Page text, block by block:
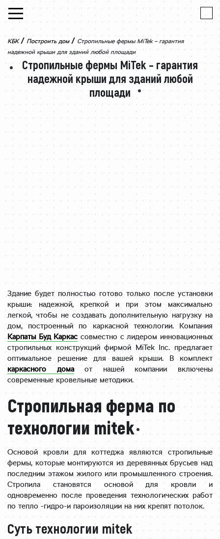
Skip to content
КБК / Построить дом / Стропильные фермы MiTek – гарантия
надежной крыши для зданий любой площади
Стропильные фермы MiTek – гарантия
надежной крыши для зданий любой
площади
Здание будет полностью готово только после установки
крыши: надежной, крепкой и при этом максимально
легкой, чтобы не создавать дополнительную нагрузку на
дом, построенный по каркасной технологии. Компания
Карпаты Буд Каркас совместно с лидером инновационных
стропильных конструкций фирмой MiTek Inc. предлагает
оптимальное решение для вашей крыши. В комплект
каркасного домаот нашей компании включены
современные кровельные методики.
Стропильная ферма по
технологии mitek
Основой кровли для коттеджа являются стропильные
фермы, которые монтируются из деревянных брусьев над
последним этажом жилого или промышленного строения.
Стропила становятся основой для кровли и
одновременно после проведения технологических работ
по тепло -гидро-и пароизоляции на них крепят потолок.
Суть технологии mitek